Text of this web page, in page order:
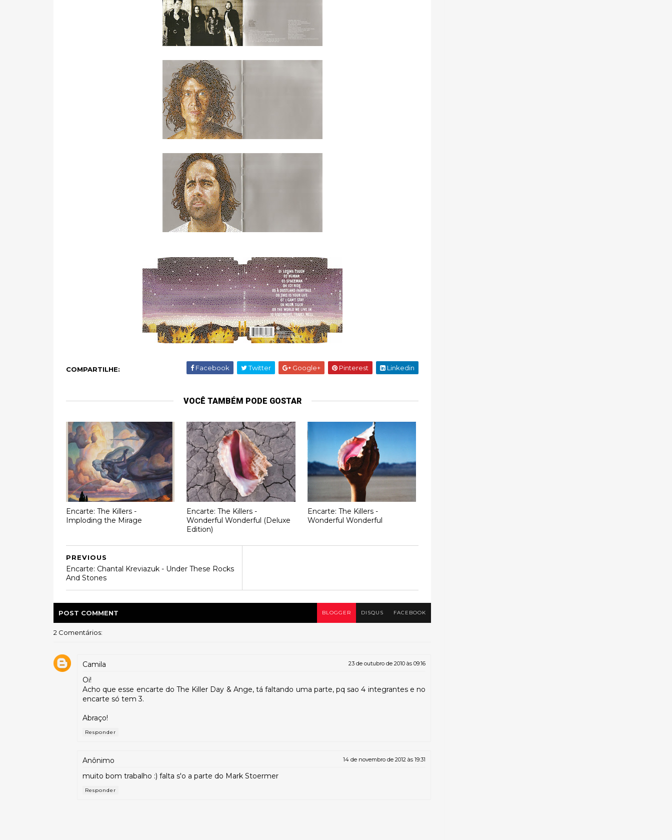
COMPARTILHE: Facebook Twitter Google+ Pinterest Linkedin
VOCÊ TAMBÉM PODE GOSTAR
Encarte: The Killers -
Imploding the Mirage
Encarte: The Killers -
Wonderful Wonderful (Deluxe
Edition)
Encarte: The Killers -
Wonderful Wonderful
PREVIOUS
Encarte: Chantal Kreviazuk - Under These Rocks
And Stones
POST COMMENT BLOGGER DISQUS FACEBOOK
2 Comentários:
Camila 23 de outubro de 2010 às 09:16
Oi!
Acho que esse encarte do The Killer Day & Ange, tá faltando uma parte, pq sao 4 integrantes e no
encarte só tem 3.
Abraço!
Responder
Anônimo 14 de novembro de 2012 às 19:31
muito bom trabalho :) falta s'o a parte do Mark Stoermer
Responder